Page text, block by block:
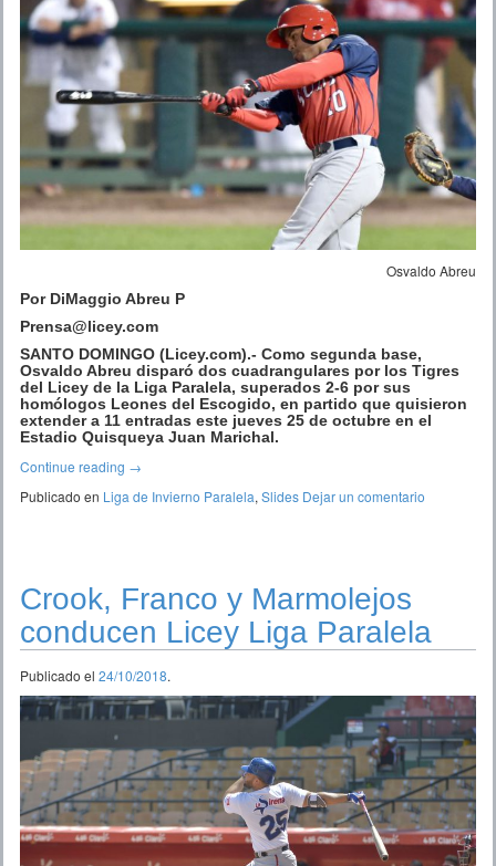
Osvaldo Abreu
Por DiMaggio Abreu P
Prensa@licey.com
SANTO DOMINGO (Licey.com).- Como segunda base,
Osvaldo Abreu disparó dos cuadrangulares por los Tigres
del Licey de la Liga Paralela, superados 2-6 por sus
homólogos Leones del Escogido, en partido que quisieron
extender a 11 entradas este jueves 25 de octubre en el
Estadio Quisqueya Juan Marichal.
Continue reading →
Publicado en Liga de Invierno Paralela, Slides Dejar un comentario
Crook, Franco y Marmolejos
conducen Licey Liga Paralela
Publicado el 24/10/2018.